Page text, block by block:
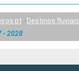
Destinos fluviais
- 2028